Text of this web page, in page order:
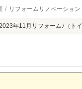
リフォームリノベーション
年11月リフォーム♪（ト